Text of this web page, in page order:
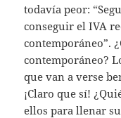
todavía peor:
conseguir el IVA
contemporáneo”.
contemporáneo?
que van a verse
¡Claro que sí!
ellos para llenar